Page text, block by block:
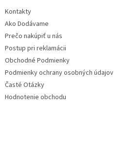
Kontakty
Ako Dodávame
Prečo nakúpiť u nás
Postup pri reklamácii
Obchodné Podmienky
Podmienky ochrany osobných údajov
Časté Otázky
Hodnotenie obchodu